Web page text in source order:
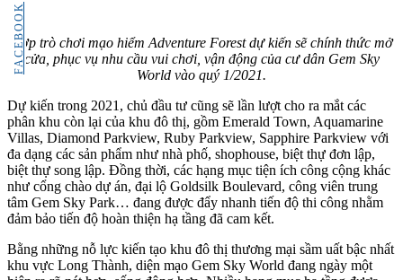
FACEBOOK
hợp trò chơi mạo hiểm Adventure Forest dự kiến sẽ chính thức mở
cửa, phục vụ nhu cầu vui chơi, vận động của cư dân Gem Sky
World vào quý 1/2021.
Dự kiến trong 2021, chủ đầu tư cũng sẽ lần lượt cho ra mắt các
phân khu còn lại của khu đô thị, gồm Emerald Town, Aquamarine
Villas, Diamond Parkview, Ruby Parkview, Sapphire Parkview với
đa dạng các sản phẩm như nhà phố, shophouse, biệt thự đơn lập,
biệt thự song lập. Đồng thời, các hạng mục tiện ích công cộng khác
như cổng chào dự án, đại lộ Goldsilk Boulevard, công viên trung
tâm Gem Sky Park… đang được đẩy nhanh tiến độ thi công nhằm
đảm bảo tiến độ hoàn thiện hạ tầng đã cam kết.
Bằng những nỗ lực kiến tạo khu đô thị thương mại sầm uất bậc nhất
khu vực Long Thành, diện mạo Gem Sky World đang ngày một